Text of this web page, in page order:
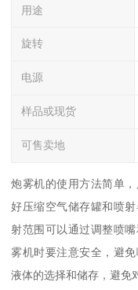
用途
旋转
电源
样品或现货
可售卖地
炮雾机的使用方法简单
好压缩空气储存罐和喷
射范围可以通过调整喷
雾机时要注意安全，避
液体的选择和储存，避免